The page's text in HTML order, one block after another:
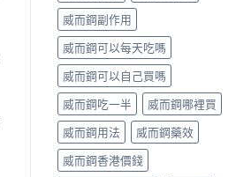
威而鋼副作用
威而鋼可以每天吃嗎
威而鋼可以自己買嗎
威而鋼吃一半
威而鋼哪裡買
威而鋼用法
威而鋼藥效
威而鋼香港價錢